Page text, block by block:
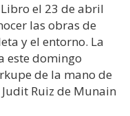
el 23 de abril
las obras de
y el entorno. La
este domingo
de la mano de
Ruiz de Munain